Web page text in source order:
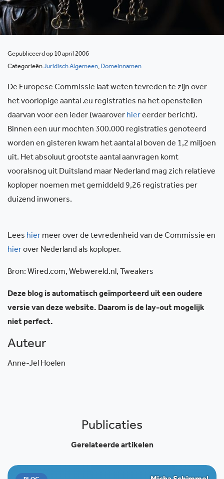
Gepubliceerd op 10 april 2006
CategorieënJuridisch Algemeen, Domeinnamen
De Europese Commissie laat weten tevreden te zijn over
het voorlopige aantal .eu registraties na het openstellen
daarvan voor een ieder (waarover hiereerder bericht).
Binnen een uur mochten 300.000 registraties genoteerd
worden en gisteren kwam het aantal al boven de 1,2 miljoen
uit. Het absoluut grootste aantal aanvragen komt
vooralsnog uit Duitsland maar Nederland mag zich relatieve
koploper noemen met gemiddeld 9,26 registraties per
duizend inwoners.
Lees hier meer over de tevredenheid van de Commissie en
hierover Nederland als koploper.
Bron: Wired.com, Webwereld.nl, Tweakers
Deze blog is automatisch geïmporteerd uit een oudere
versie van deze website. Daarom is de lay-out mogelijk
niet perfect.
Auteur
Anne-Jel Hoelen
Publicaties
Gerelateerde artikelen